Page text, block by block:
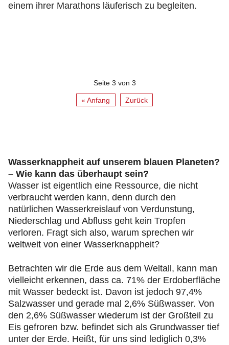
einem ihrer Marathons läuferisch zu begleiten.
Seite 3 von 3
« Anfang Zurück
Wasserknappheit auf unserem blauen Planeten?
– Wie kann das überhaupt sein?
Wasser ist eigentlich eine Ressource, die nicht
verbraucht werden kann, denn durch den
natürlichen Wasserkreislauf von Verdunstung,
Niederschlag und Abfluss geht kein Tropfen
verloren. Fragt sich also, warum sprechen wir
weltweit von einer Wasserknappheit?
Betrachten wir die Erde aus dem Weltall, kann man
vielleicht erkennen, dass ca. 71% der Erdoberfläche
mit Wasser bedeckt ist. Davon ist jedoch 97,4%
Salzwasser und gerade mal 2,6% Süßwasser. Von
den 2,6% Süßwasser wiederum ist der Großteil zu
Eis gefroren bzw. befindet sich als Grundwasser tief
unter der Erde. Heißt, für uns sind lediglich 0,3%